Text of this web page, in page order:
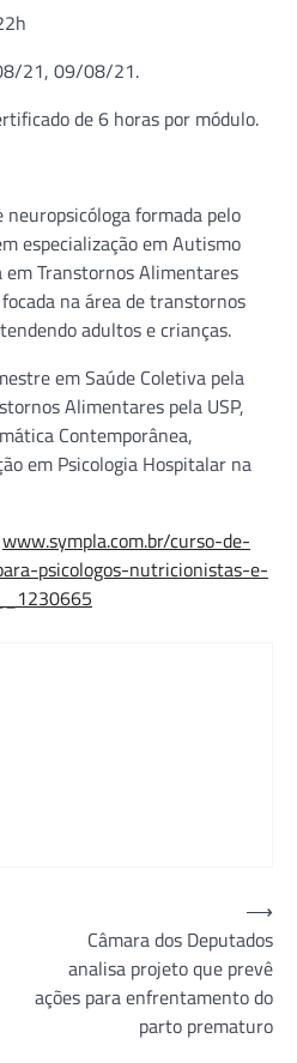
21, 09/08/21.
de 6 horas por módulo.
formada pelo
especialização em Autismo
em Transtornos Alimentares
na área de transtornos
adultos e crianças.
em Saúde Coletiva pela
Alimentares pela USP,
Contemporânea,
em Psicologia Hospitalar na
www.sympla.com.br/curso-de-
psicologos-nutricionistas-e-
Câmara dos Deputados
analisa projeto que prevê
ações para enfrentamento do
parto prematuro
⟶